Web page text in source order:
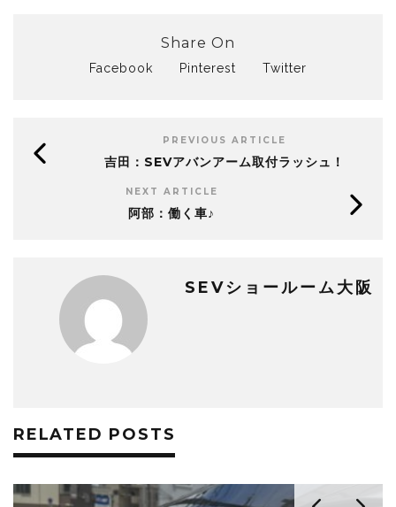
Share On
Facebook Pinterest Twitter
PREVIOUS ARTICLE
吉田：SEVアバンアーム取付ラッシュ！
NEXT ARTICLE
阿部：働く車♪
SEVショールーム大阪
RELATED POSTS